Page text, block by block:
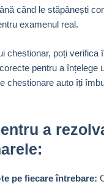
când le stăpânești
examenul real.
chestionar, poți verifica
pentru a înțelege
chestionare auto îți
a
pe fiecare întrebare: